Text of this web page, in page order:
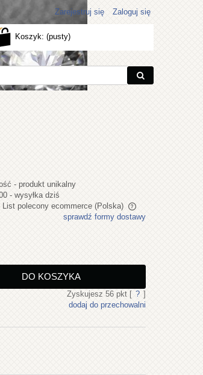
Zarejestruj się Zaloguj się
Koszyk: (pusty)
- produkt unikalny
- wysyłka dziś
List polecony ecommerce (Polska)
sprawdź formy dostawy
DO KOSZYKA
Zyskujesz 56pkt [ ? ]
dodaj do przechowalni